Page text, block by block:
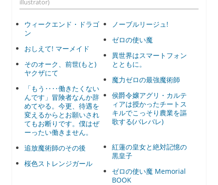
illustrator)
ウィークエンド・ドラゴ
ン
おしえて! マーメイド
そのオーク、前世(もと)
ヤクザにて
「もう‥‥働きたくない
んです」冒険者なんか辞
めてやる。今更、待遇を
変えるからとお願いされ
てもお断りです。僕はぜ
ーったい働きません。
追放魔術師のその後
桜色ストレンジガール
ノーブルリージュ!
ゼロの使い魔
異世界はスマートフォン
とともに。
魔力ゼロの最強魔術師
侯爵令嬢アグリ・カルテ
ィアは授かったチートス
キルでこっそり農業を謳
歌する(バレバレ)
紅蓮の皇女と絶対記憶の
黒皇子
ゼロの使い魔 Memorial
BOOK